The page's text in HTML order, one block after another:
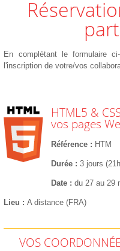
Réservation : inscrire des
En complétant le formulaire
l'inscription de votre/vos
HTML5 &
vos pages
Référence HTM
Durée 3 jours
Date du 27 au 29
Lieu A distance (FRA)
VOS